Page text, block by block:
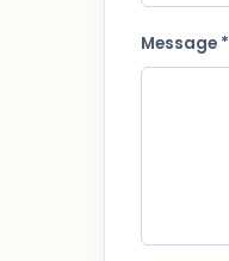
Message *